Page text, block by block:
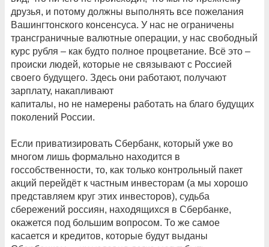
друзья, и потому должны выполнять все пожелания
Вашингтонского консенсуса. У нас не ограничены
трансграничные валютные операции, у нас свободный
курс рубля – как будто полное процветание. Всё это –
происки людей, которые не связывают с Россией
своего будущего. Здесь они работают, получают
зарплату, накапливают
капиталы, но не намерены работать на благо будущих
поколений России.
Если приватизировать Сбербанк, который уже во
многом лишь формально находится в
госсобственности, то, как только контрольный пакет
акций перейдёт к частным инвесторам (а мы хорошо
представляем круг этих инвесторов), судьба
сбережений россиян, находящихся в Сбербанке,
окажется под большим вопросом. То же самое
касается и кредитов, которые будут выданы